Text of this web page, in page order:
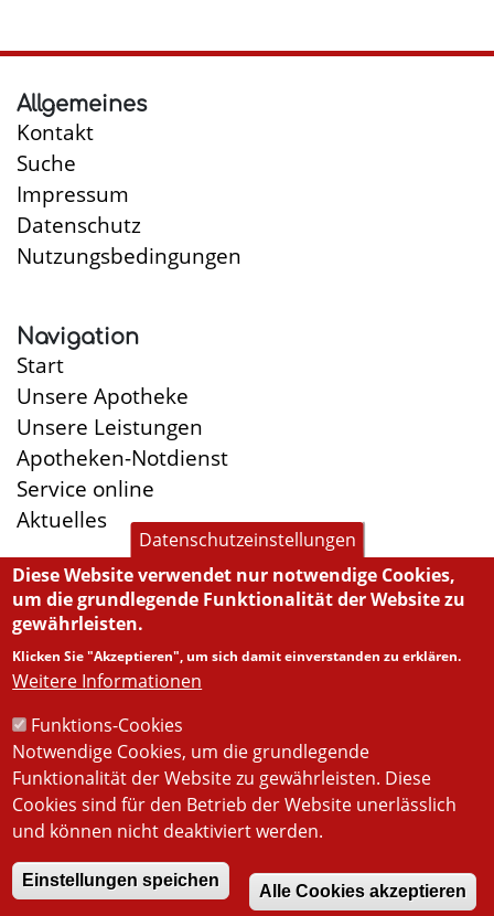
Allgemeines
Kontakt
Suche
Impressum
Datenschutz
Nutzungsbedingungen
Navigation
Start
Unsere Apotheke
Unsere Leistungen
Apotheken-Notdienst
Service online
Aktuelles
Öffnungszeiten
Montag:
Dienstag:
8:30-13:00, 14:45-18:00
Donnerstag:
8:30-13:00, 14:45-19:00
Freitag:
8:30-13:00, 14:45-18:00
Samstag:
8:30-12:00
© Stadt-Apotheke
Datenschutzeinstellungen
Diese Website verwendet nur notwendige Cookies,
um die grundlegende Funktionalität der Website zu
gewährleisten.
Klicken Sie "Akzeptieren", um sich damit einverstanden zu erklären.
Weitere Informationen
Funktions-Cookies
Notwendige Cookies, um die grundlegende
Funktionalität der Website zu gewährleisten. Diese
Cookies sind für den Betrieb der Website unerlässlich
und können nicht deaktiviert werden.
Einstellungen speichen
Alle Cookies akzeptieren